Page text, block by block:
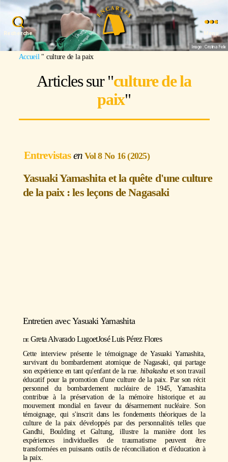
Recherche
Image : Cristina Felix
Accueil " culture de la paix
Articles sur "culture de la
paix"
Entrevistas Vol 8 No 16 (2025)
Yasuaki Yamashita et la quête d'une culture
de la paix : les leçons de Nagasaki
https://youtu.be/5sRSNZMLHps
Entretien avecYasuaki Yamashita
Greta Alvarado LugoetJosé Luis Pérez Flores
Cette interview présente le témoignage de Yasuaki Yamashita,
survivant du bombardement atomique de Nagasaki, qui partage
son expérience en tant qu'enfant de la rue. hibakusha et son travail
éducatif pour la promotion d'une culture de la paix. Par son récit
personnel du bombardement nucléaire de 1945, Yamashita
contribue à la préservation de la mémoire historique et au
mouvement mondial en faveur du désarmement nucléaire. Son
témoignage, qui s'inscrit dans les fondements théoriques de la
culture de la paix développés par des personnalités telles que
Gandhi, Boulding et Galtung, illustre la manière dont les
expériences individuelles de traumatisme peuvent être
transformées en puissants outils de réconciliation et d'éducation à
la paix.